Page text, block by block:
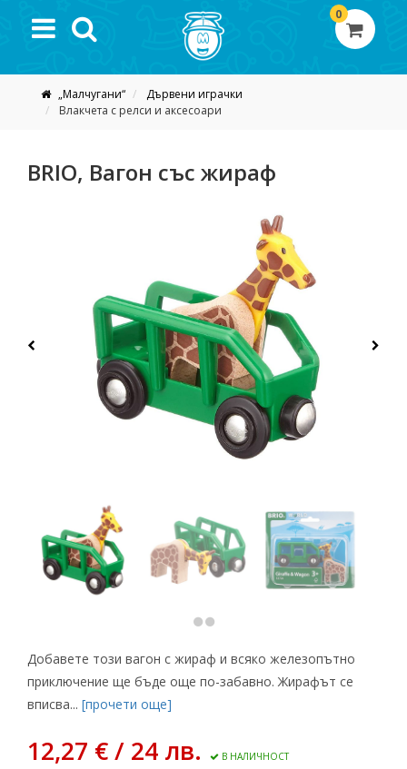
0
„Малчугани“
Дървени играчки
Влакчета с релси и аксесоари
BRIO, Вагон със жираф
Добавете този вагон с жираф и всяко железопътно
приключение ще бъде още по-забавно. Жирафът се
вписва... [прочети още]
12,27 € / 24 лв. В НАЛИЧНОСТ